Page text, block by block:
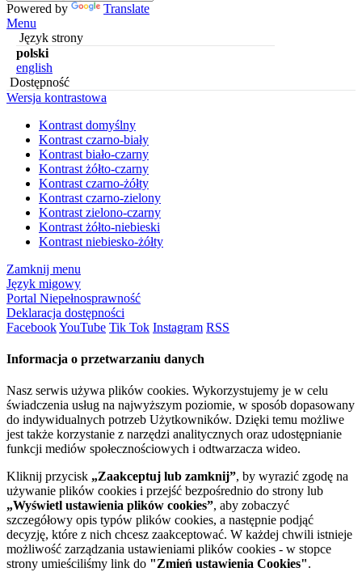
Powered by
Translate
Menu
Język strony
polski
english
Dostępność
Wersja kontrastowa
Kontrast domyślny
Kontrast czarno-biały
Kontrast biało-czarny
Kontrast żółto-czarny
Kontrast czarno-żółty
Kontrast czarno-zielony
Kontrast zielono-czarny
Kontrast żółto-niebieski
Kontrast niebiesko-żółty
Zamknij menu
Język migowy
Portal Niepełnosprawność
Deklaracja dostępności
FacebookYouTube Tik Tok Instagram RSS
Informacja o przetwarzaniu danych
Nasz serwis używa plików cookies. Wykorzystujemy je w celu
świadczenia usług na najwyższym poziomie, w sposób dopasowany
do indywidualnych potrzeb Użytkowników. Dzięki temu możliwe
jest także korzystanie z narzędzi analitycznych oraz udostępnianie
funkcji mediów społecznościowych i odtwarzacza wideo.
Kliknij przycisk „Zaakceptuj lub zamknij”, by wyrazić zgodę na
używanie plików cookies i przejść bezpośrednio do strony lub
„Wyświetl ustawienia plików cookies”, aby zobaczyć
szczegółowy opis typów plików cookies, a następnie podjąć
decyzję, które z nich chcesz zaakceptować. W każdej chwili istnieje
możliwość zarządzania ustawieniami plików cookies - w stopce
strony umieściliśmy link do "Zmień ustawienia Cookies".